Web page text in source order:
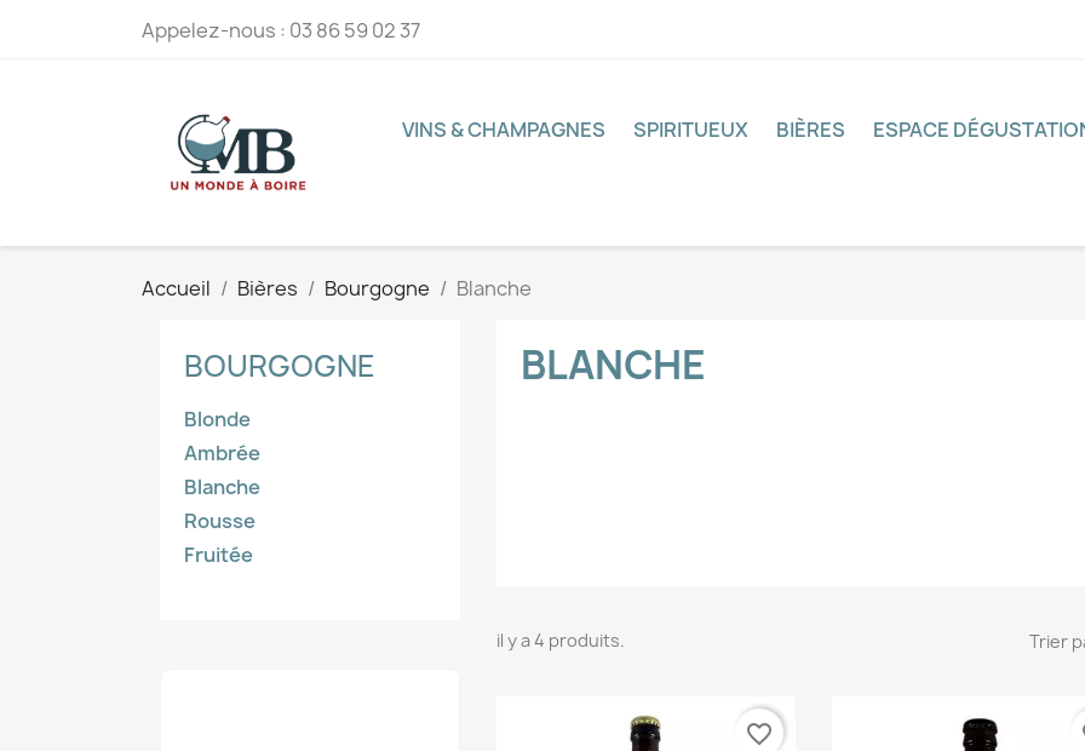
Appelez-nous : 03 86 59 02 37
VINS & CHAMPAGNES SPIRITUEUX BIÈRES ESPACE
Accueil Bières Bourgogne Blanche
BOURGOGNE
Blonde
Ambrée
Blanche
Rousse
Fruitée
BLANCHE
il y a 4 produits. Trier
favorite_border